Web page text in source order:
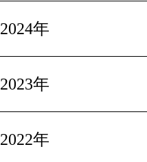
2024年
2023年
2022年